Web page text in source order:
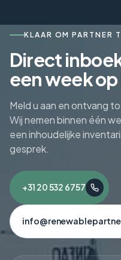
KLAAR OM PARTNER
Direct
een week
Meld u aan en ontvang
Wij nemen binnen één
een inhoudelijke
gesprek.
+31 20 532 6757